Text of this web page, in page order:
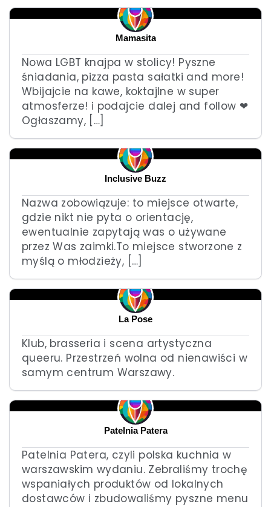
Mamasita
Nowa LGBT knajpa w stolicy! Pyszne
śniadania, pizza pasta sałatki and more!
Wbijajcie na kawe, koktajlne w super
atmosferze! i podajcie dalej and follow ❤
Ogłaszamy, […]
Inclusive Buzz
Nazwa zobowiązuje: to miejsce otwarte,
gdzie nikt nie pyta o orientację,
ewentualnie zapytają was o używane
przez Was zaimki.To miejsce stworzone z
myślą o młodzieży, […]
La Pose
Klub, brasseria i scena artystyczna
queeru. Przestrzeń wolna od nienawiści w
samym centrum Warszawy.
Patelnia Patera
Patelnia Patera, czyli polska kuchnia w
warszawskim wydaniu. Zebraliśmy trochę
wspaniałych produktów od lokalnych
dostawców i zbudowaliśmy pyszne menu